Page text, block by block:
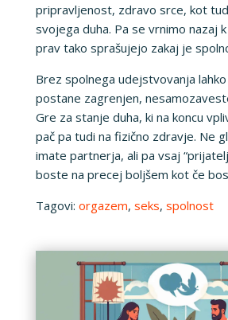
pripravljenost, zdravo srce, kot
svojega duha. Pa se vrnimo nazaj
prav tako sprašujejo zakaj je
Brez spolnega udejstvovanja
postane zagrenjen,
Gre za stanje duha, ki na koncu
pač pa tudi na fizično zdravje. Ne
imate partnerja, ali pa vsaj
boste na precej boljšem kot če
Tagovi: orgazem, seks, spolnost